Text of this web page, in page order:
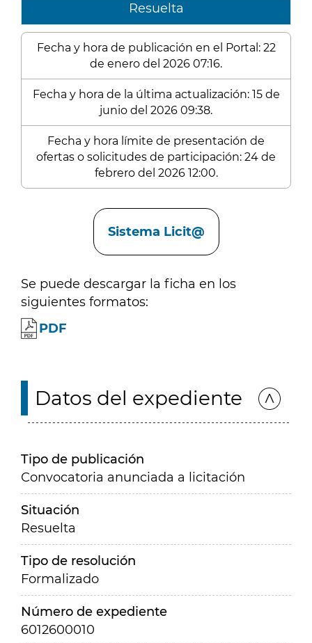
Resuelta
Fecha y hora de publicación en el Portal: 22
de enero del 2026 07:16.
Fecha y hora de la última actualización: 15 de
junio del 2026 09:38.
Fecha y hora límite de presentación de
ofertas o solicitudes de participación: 24 de
febrero del 2026 12:00.
Sistema Licit@
Se puede descargar la ficha en los
siguientes formatos:
PDF
Datos del expediente
Tipo de publicación
Convocatoria anunciada a licitación
Situación
Resuelta
Tipo de resolución
Formalizado
Número de expediente
6012600010